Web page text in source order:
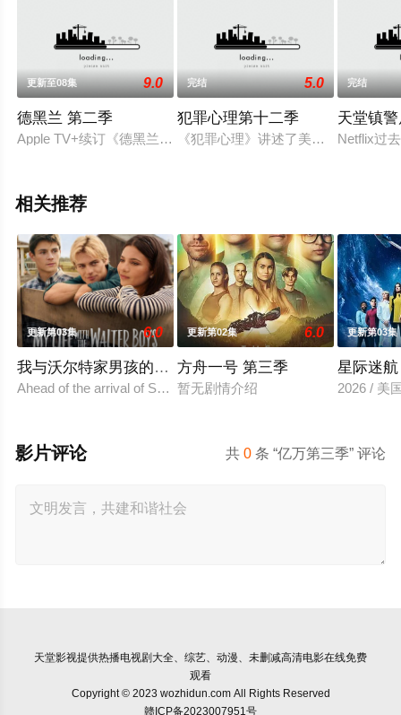
息可移步至豆瓣电视剧、电视猫或剧情网等平台了解。
。
更新至08集 9.0
德黑兰 第二季
Apple TV+续订《德黑兰》第二季。
完结 5.0
犯罪心理第十二季
《犯罪心理》讲述了美国联邦调查
完结
天堂镇
Netflix过
相关推荐
更新第03集 6.0
我与沃尔特家男孩的生活 第三季
Ahead of the arrival of Season 2, Netflix has renewe
更新第02集 6.0
方舟一号 第三季
暂无剧情介绍
更新第03集
星际迷
2026 / 美
共0 条 “亿万第三季” 评论
影片评论
天堂影视提供热播电视剧大全、综艺、动漫、未删减高清电影在线免费
观看
Copyright © 2023 wozhidun.com All Rights Reserved
赣ICP备2023007951号